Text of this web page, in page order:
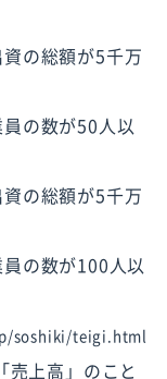
の総額が5千万
の数が50人以
の総額が5千万
の数が100人以
soshiki/teigi.html
売上高」のこと